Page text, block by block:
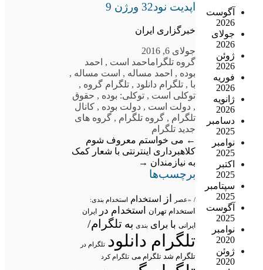
آگوست
2026
جولای
2026
ژوئن
2026
فوریه
2026
ژانویه
2026
دسامبر
2025
نوامبر
2025
اکتبر
2025
سپتامبر
2025
آگوست
2025
نوامبر
2020
ژوئن
2020
اپدیت نود32 ورژن 9
خبرگزاری ایران
جولای 6, 2016
گروه تلگراماحمد است , احمد
بوده , احمد مساله , است مساله ,
با , تلگرام دانلود , تلگرام گروه ,
توکلی است , توکلی: بوده , حقوق
, دولت است , دولت بوده , کانال
تلگرام , گروه تلگرام , گروه های
جدید تلگرام
← می خواستم معروف شوم
کلاهبرداری اینترنتی با شعار کمک
به نیازمندان →
برچسب‌ها
/ «عصر از استخدام استخدام بندی:
استخدام تهران استخدام در ایران
ایرانی با برای بندی به تلگرام/
تلگرام دانلود تلگرام در
تلگرام شد تلگرام می تلگرام کرد